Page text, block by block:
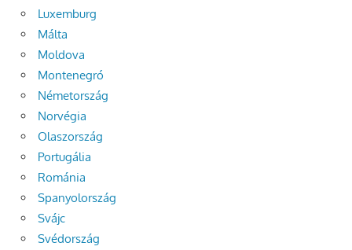
Luxemburg
Málta
Moldova
Montenegró
Németország
Norvégia
Olaszország
Portugália
Románia
Spanyolország
Svájc
Svédország